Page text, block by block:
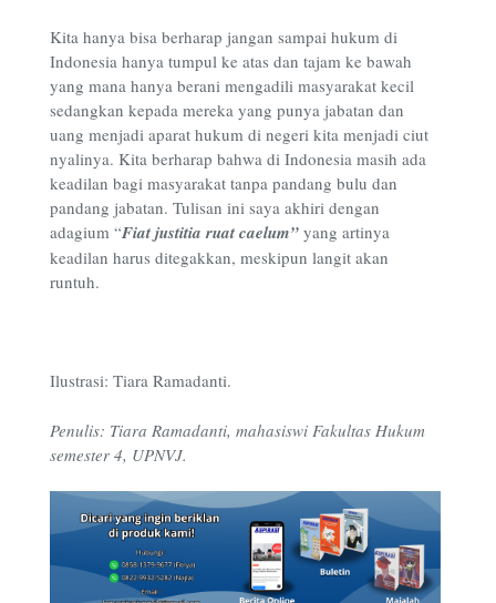
Kita hanya bisa berharap jangan sampai hukum di
Indonesia hanya tumpul ke atas dan tajam ke bawah
yang mana hanya berani mengadili masyarakat kecil
sedangkan kepada mereka yang punya jabatan dan
uang menjadi aparat hukum di negeri kita menjadi ciut
nyalinya. Kita berharap bahwa di Indonesia masih ada
keadilan bagi masyarakat tanpa pandang bulu dan
pandang jabatan. Tulisan ini saya akhiri dengan
adagium “Fiat justitia ruat caelum” yang artinya
keadilan harus ditegakkan, meskipun langit akan
runtuh.
Ilustrasi: Tiara Ramadanti.
Penulis: Tiara Ramadanti, mahasiswi Fakultas Hukum
semester 4, UPNVJ.